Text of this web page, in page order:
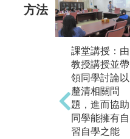
方法
課堂講授：由
教授講授並帶
領同學討論以
釐清相關問
題，進而協助
同學能擁有自
習自學之能